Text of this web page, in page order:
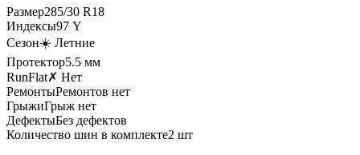
Размер285/30 R18
Индексы97 Y
Сезон☀️ Летние
Протектор5.5 мм
RunFlat✗ Нет
РемонтыРемонтов нет
ГрыжиГрыж нет
ДефектыБез дефектов
Количество шин в комплекте2 шт